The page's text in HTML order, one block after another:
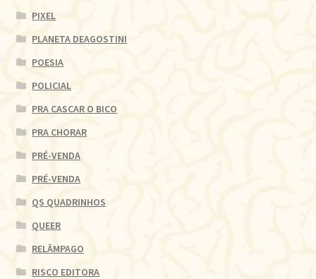
PIXEL
PLANETA DEAGOSTINI
POESIA
POLICIAL
PRA CASCAR O BICO
PRA CHORAR
PRÉ-VENDA
PRÉ-VENDA
QS QUADRINHOS
QUEER
RELÂMPAGO
RISCO EDITORA